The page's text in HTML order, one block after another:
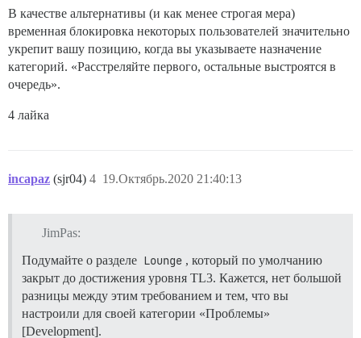
В качестве альтернативы (и как менее строгая мера)
временная блокировка некоторых пользователей значительно
укрепит вашу позицию, когда вы указываете назначение
категорий. «Расстреляйте первого, остальные выстроятся в
очередь».
4 лайка
incapaz (sjr04) 19.Октябрь.2020 21:40:13
4
JimPas:
Подумайте о разделе Lounge , который по умолчанию
закрыт до достижения уровня TL3. Кажется, нет большой
разницы между этим требованием и тем, что вы
настроили для своей категории «Проблемы»
[Development].